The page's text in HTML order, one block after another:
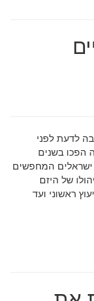
בגיאורגיה 2025: מה חובה לדעת לפני
הפכו בשנים
ישראלים המחפשים
של היזם
ראשוני ועד